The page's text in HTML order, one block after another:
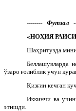
-------- Футзал
«НОҲИЯ
Шаҳритузда
Беллашувларда
ўзаро ғолиблик учун
Қизғин кечган
Иккинчи ва
этишди.